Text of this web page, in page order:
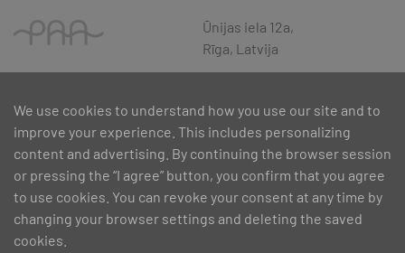
Ūnijas iela 12a,
Rīga, Latvija
We use cookies to understand how you use our site and to
improve your experience. This includes personalizing
content and advertising. By continuing the browser session
or pressing the “I agree” button, you confirm that you agree
to use cookies. You can revoke your consent at any time by
changing your browser settings and deleting the saved
cookies.